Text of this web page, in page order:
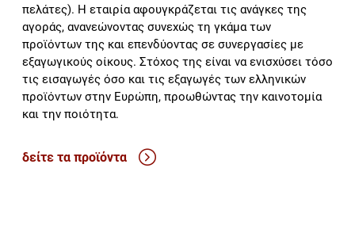
πελάτες). Η εταιρία αφουγκράζεται τις ανάγκες της
αγοράς, ανανεώνοντας συνεχώς τη γκάμα των
προϊόντων της και επενδύοντας σε συνεργασίες με
εξαγωγικούς οίκους. Στόχος της είναι να ενισχύσει τόσο
τις εισαγωγές όσο και τις εξαγωγές των ελληνικών
προϊόντων στην Ευρώπη, προωθώντας την καινοτομία
και την ποιότητα.
δείτε τα προϊόντα